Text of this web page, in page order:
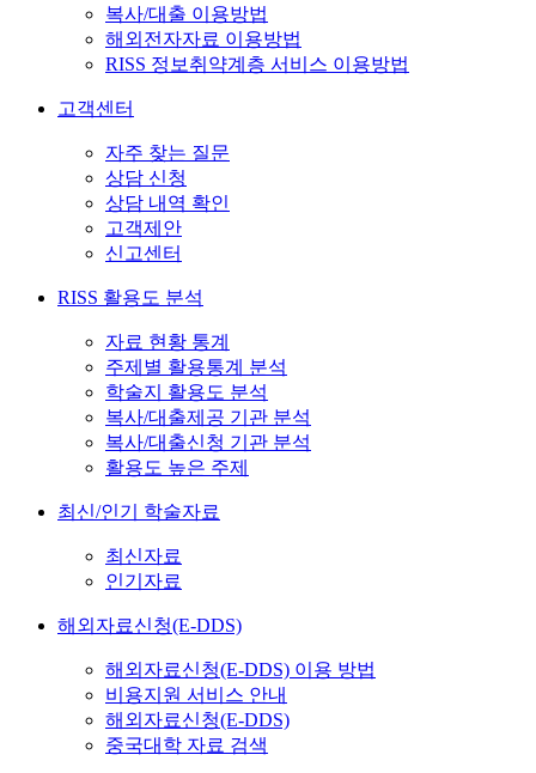
복사/대출 이용방법
해외전자자료 이용방법
RISS 정보취약계층 서비스 이용방법
고객센터
자주 찾는 질문
상담 신청
상담 내역 확인
고객제안
신고센터
RISS 활용도 분석
자료 현황 통계
주제별 활용통계 분석
학술지 활용도 분석
복사/대출제공 기관 분석
복사/대출신청 기관 분석
활용도 높은 주제
최신/인기 학술자료
최신자료
인기자료
해외자료신청(E-DDS)
해외자료신청(E-DDS) 이용 방법
비용지원 서비스 안내
해외자료신청(E-DDS)
중국대학 자료 검색